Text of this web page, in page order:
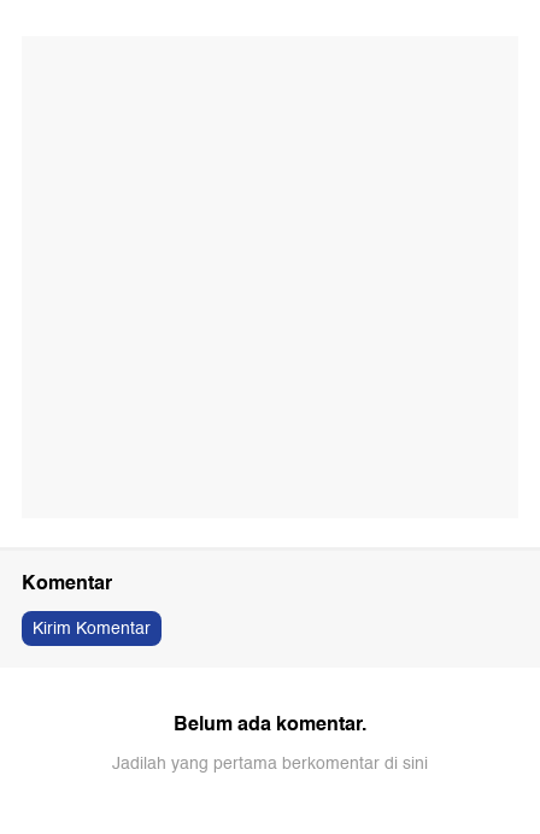
Komentar
Kirim Komentar
Belum ada komentar.
Jadilah yang pertama berkomentar di sini